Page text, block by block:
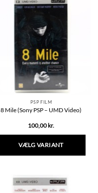
PSP FILM
8 Mile (Sony PSP – UMD Video)
100,00 kr.
VÆLG VARIANT
har
flere